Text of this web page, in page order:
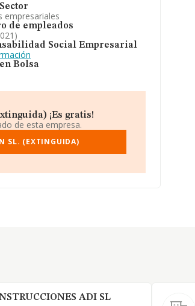
empresariales
de empleados
Social Empresarial
Bolsa
¡Es gratis!
de esta empresa.
SL. (EXTINGUIDA)
ADI SL